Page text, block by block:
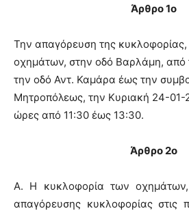
Άρθρο 1ο
Την απαγόρευση της
οχημάτων, στην οδό Βαρλάμη, από
την οδό Αντ. Καμάρα έως την
Μητροπόλεως, την Κυριακή 24-01-
ώρες από 11:30 έως 13:30.
Άρθρο 2ο
Α. Η κυκλοφορία των
απαγόρευσης κυκλοφορίας